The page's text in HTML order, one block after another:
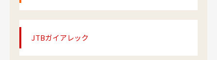
JTBガイアレック